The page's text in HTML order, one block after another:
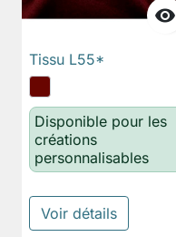

Tissu L55*
Disponible pour les
créations
personnalisables
Voir détails